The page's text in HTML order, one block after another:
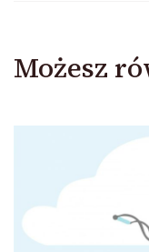
Możesz